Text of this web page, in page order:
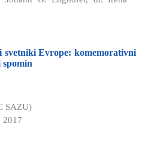
Evrope: komemorativni
SAZU)
2017